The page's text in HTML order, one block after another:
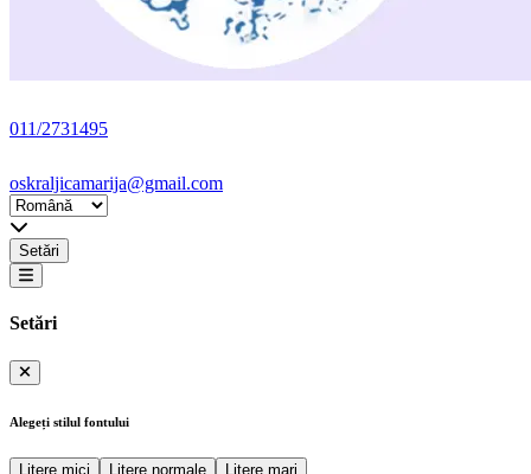
011/2731495
oskraljicamarija@gmail.com
Setări
Setări
Alegeți stilul fontului
Litere mici Litere normale Litere mari